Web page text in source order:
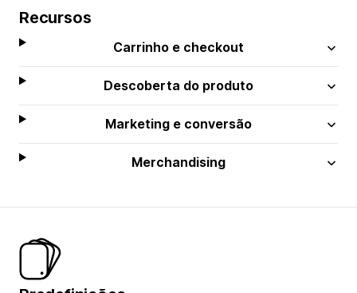
Recursos
Carrinho e checkout
Descoberta do produto
Marketing e conversão
Merchandising